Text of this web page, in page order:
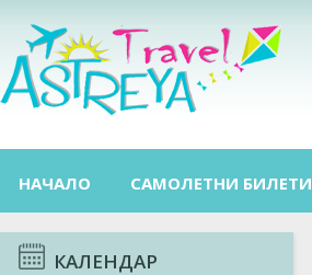
НАЧАЛО САМОЛЕТНИ БИЛЕТИ
КАЛЕНДАР